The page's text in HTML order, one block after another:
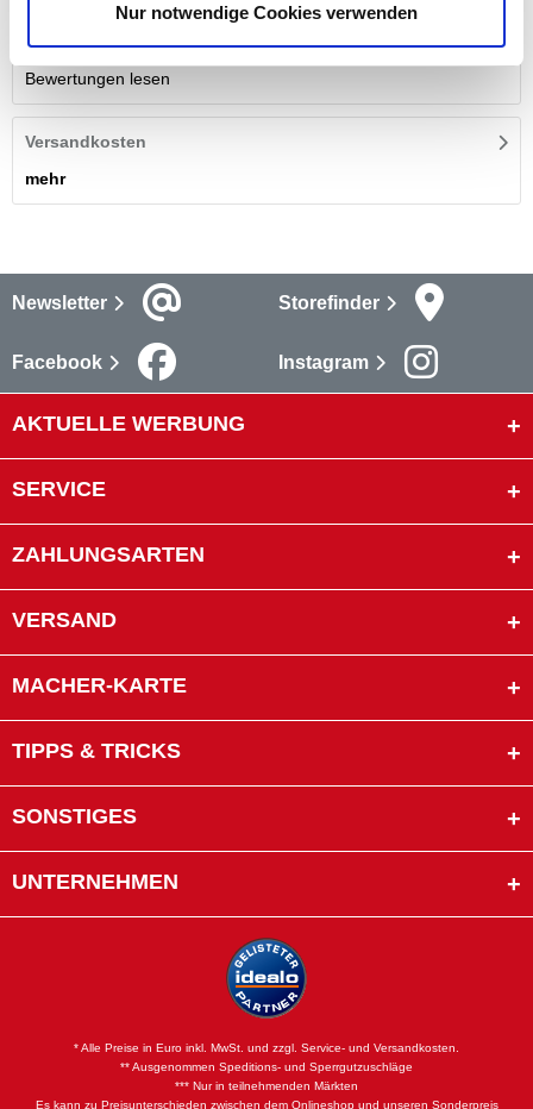
Nur notwendige Cookies verwenden
Bewertungen (1)
Bewertungen lesen
Versandkosten
mehr
Newsletter Storefinder
Facebook Instagram
AKTUELLE WERBUNG
SERVICE
ZAHLUNGSARTEN
VERSAND
MACHER-KARTE
TIPPS & TRICKS
SONSTIGES
UNTERNEHMEN
* Alle Preise in Euro inkl. MwSt. und zzgl. Service- und Versandkosten.
** Ausgenommen Speditions- und Sperrgutzuschläge
*** Nur in teilnehmenden Märkten
Es kann zu Preisunterschieden zwischen dem Onlineshop und unseren Sonderpreis